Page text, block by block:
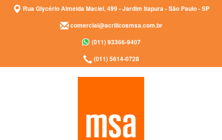
Rua Glycério Almeida Maciel, 499 - Jardim Itapura - São Paulo - SP
comercial@acrilicosmsa.com.br
(011) 93366-9407
(011) 5614-0728